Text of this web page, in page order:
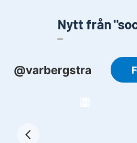
Nytt från